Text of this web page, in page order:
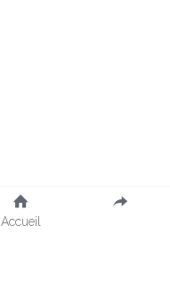
Accueil